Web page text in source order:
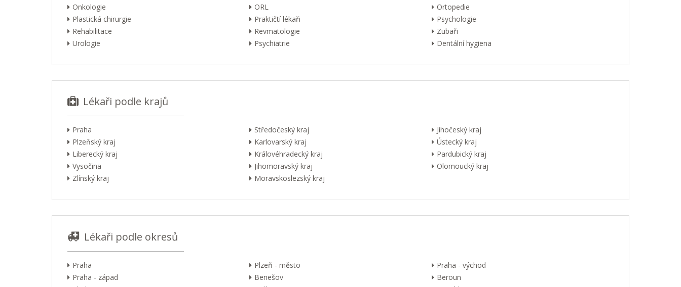
Onkologie
ORL
Ortopedie
Plastická chirurgie
Praktičtí lékaři
Psychologie
Rehabilitace
Revmatologie
Zubaři
Urologie
Psychiatrie Dentální hygiena
Lékaři podle krajů
Praha Středočeský kraj
Jihočeský kraj
Plzeňský kraj
Karlovarský kraj
Ústecký kraj
Liberecký kraj
Královéhradecký kraj
Pardubický kraj
Vysočina
Jihomoravský kraj
Olomoucký kraj
Zlínský kraj
Moravskoslezský kraj
Lékaři podle okresů
Praha Plzeň - město
Praha - východ
Praha - západ
Benešov
Beroun